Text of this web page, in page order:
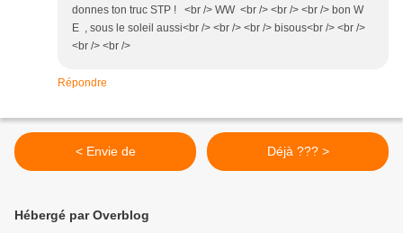
donnes ton truc STP ! <br /> WW <br /> <br /> <br /> bon W
E , sous le soleil aussi<br /> <br /> <br /> bisous<br /> <br />
<br /> <br />
Répondre
< Envie de Déjà ??? >
Hébergé par Overblog